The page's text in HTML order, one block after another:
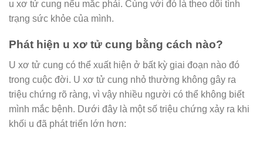
u xơ tử cung nếu mắc phải. Cùng với đó là theo dõi tình
trạng sức khỏe của mình.
Phát hiện u xơ tử cung bằng cách nào?
U xơ tử cung có thể xuất hiện ở bất kỳ giai đoạn nào đó
trong cuộc đời. U xơ tử cung nhỏ thường không gây ra
triệu chứng rõ ràng, vì vậy nhiều người có thể không biết
mình mắc bệnh. Dưới đây là một số triệu chứng xảy ra khi
khối u đã phát triển lớn hơn: